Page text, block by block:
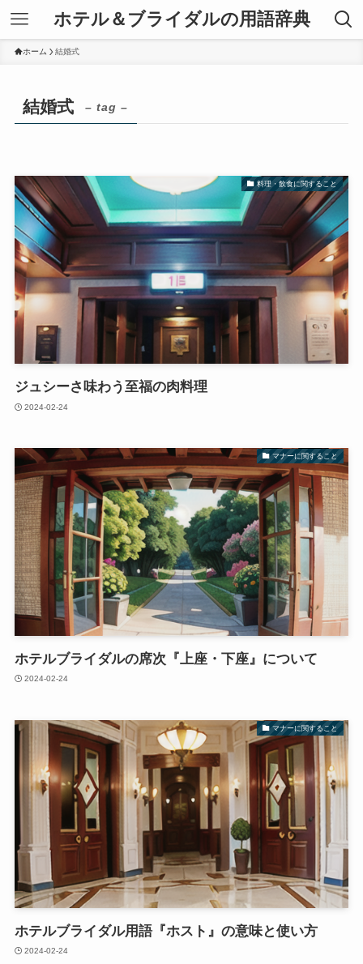
ホテル＆ブライダルの用語辞典
ホーム 結婚式
結婚式 – tag –
料理・飲食に関すること
ジュシーさ味わう至福の肉料理
2024-02-24
マナーに関すること
ホテルブライダルの席次『上座・下座』について
2024-02-24
マナーに関すること
ホテルブライダル用語『ホスト』の意味と使い方
2024-02-24